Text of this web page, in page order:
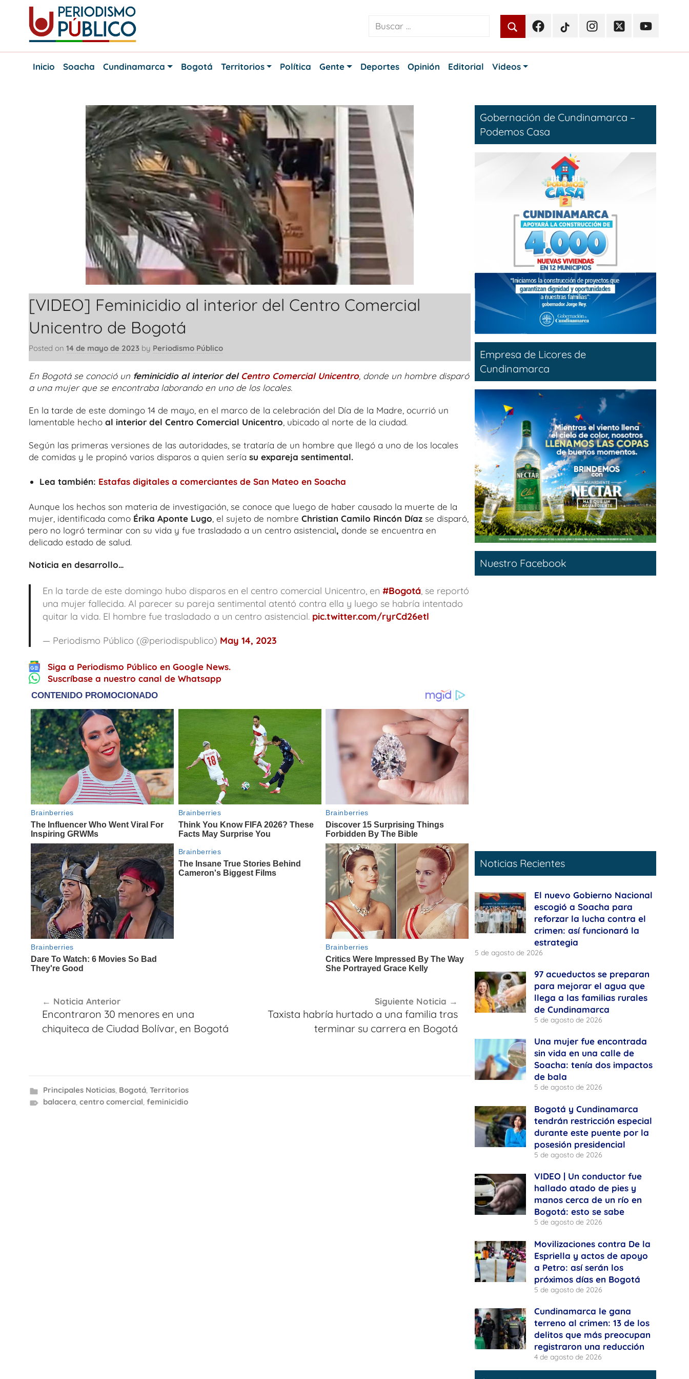
content
Periodismo
Noticias
FacebookTikTokInstagramTwitterYoutube
Inicio
Soacha Cundinamarca Bogotá Territorios Política Gente Deportes Opinión Editorial Videos
[VIDEO] Feminicidio al interior del Centro Comercial
Unicentro de Bogotá
Posted on 14 de mayo de 2023 by Periodismo Público
En Bogotá se conoció un feminicidio al interior del Centro Comercial Unicentro, donde un hombre disparó
a una mujer que se encontraba laborando en uno de los locales.
En la tarde de este domingo 14 de mayo, en el marco de la celebración del Día de la Madre, ocurrió un
lamentable hecho al interior del Centro Comercial Unicentro, ubicado al norte de la ciudad.
Según las primeras versiones de las autoridades, se trataría de un hombre que llegó a uno de los locales
de comidas y le propinó varios disparos a quien sería su expareja sentimental.
Lea también: Estafas digitales a comerciantes de San Mateo en Soacha
Aunque los hechos son materia de investigación, se conoce que luego de haber causado la muerte de la
mujer, identificada como Érika Aponte Lugo , el sujeto de nombre Christian Camilo Rincón Díaz se disparó,
pero no logró terminar con su vida y fue trasladado a un centro asistencial, donde se encuentra en
delicado estado de salud.
Noticia en desarrollo…
En la tarde de este domingo hubo disparos en el centro comercial Unicentro, en #Bogotá, se reportó
una mujer fallecida. Al parecer su pareja sentimental atentó contra ella y luego se habría intentado
quitar la vida. El hombre fue trasladado a un centro asistencial. pic.twitter.com/ryrCd26etl
— Periodismo Público (@periodispublico) May 14, 2023
Siga a Periodismo Público en Google News.
Suscríbase a nuestro canal de Whatsapp
de
entradas
Noticia Anterior
Encontraron 30 menores en una
chiquiteca de Ciudad Bolívar, en Bogotá
Siguiente Noticia
Taxista habría hurtado a una familia tras
terminar su carrera en Bogotá
Principales Noticias, Bogotá, Territorios
balacera, centro comercial, feminicidio
Gobernación de Cundinamarca –
Podemos Casa
Empresa de Licores de
Cundinamarca
Nuestro Facebook
Noticias Recientes
El nuevo Gobierno Nacional
escogió a Soacha para
reforzar la lucha contra el
crimen: así funcionará la
estrategia
5 de agosto de 2026
97 acueductos se preparan
para mejorar el agua que
llega a las familias rurales
de Cundinamarca
5 de agosto de 2026
Una mujer fue encontrada
sin vida en una calle de
Soacha: tenía dos impactos
de bala
5 de agosto de 2026
Bogotá y Cundinamarca
tendrán restricción especial
durante este puente por la
posesión presidencial
5 de agosto de 2026
VIDEO | Un conductor fue
hallado atado de pies y
manos cerca de un río en
Bogotá: esto se sabe
5 de agosto de 2026
Movilizaciones contra De la
Espriella y actos de apoyo
a Petro: así serán los
próximos días en Bogotá
5 de agosto de 2026
Cundinamarca le gana
terreno al crimen: 13 de los
delitos que más preocupan
registraron una reducción
4 de agosto de 2026